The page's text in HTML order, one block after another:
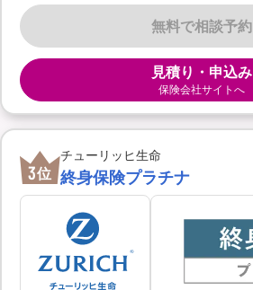
無料で相談予約
見積り・申込み
保険会社サイトへ
3位
チューリッヒ生命
終身保険プラチナ